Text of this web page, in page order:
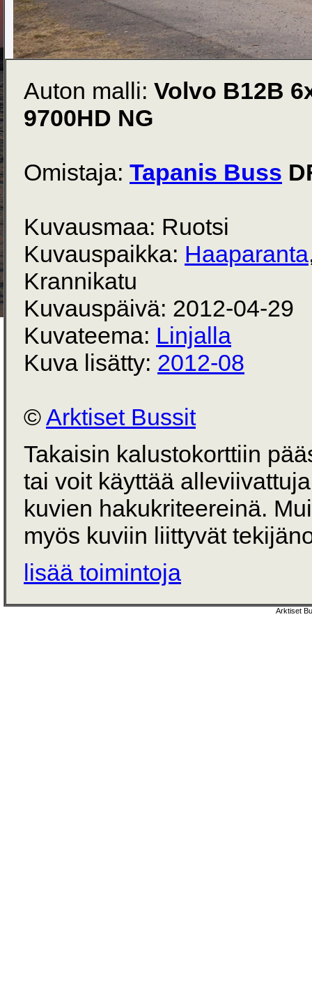
Auton malli: Volvo B12B
9700HD NG
Omistaja: Tapanis Buss
Kuvausmaa: Ruotsi
Kuvauspaikka: Haaparanta
Krannikatu
Kuvauspäivä: 2012-04-29
Kuvateema: Linjalla
Kuva lisätty: 2012-08
©Arktiset Bussit
Takaisin kalustokorttiin
tai voit käyttää
kuvien hakukriteereinä.
myös kuviin liittyvät
lisää toimintoja
Arktiset